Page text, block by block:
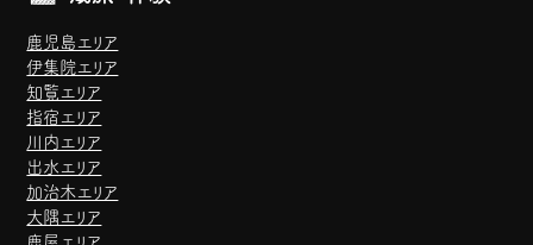
鹿児島エリア
伊集院エリア
知覧エリア
指宿エリア
川内エリア
出水エリア
加治木エリア
大隅エリア